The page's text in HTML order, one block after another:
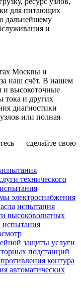
для питающих
дальнейшему
и
Москвы и
наш счёт. В нашем
и высокоточные
тока и других
диагностики
или полная
— сделайте свою
технического
электроснабжения
испытания
высоковольтных
испытания
защиты услуги
подстанций
контура
автоматических